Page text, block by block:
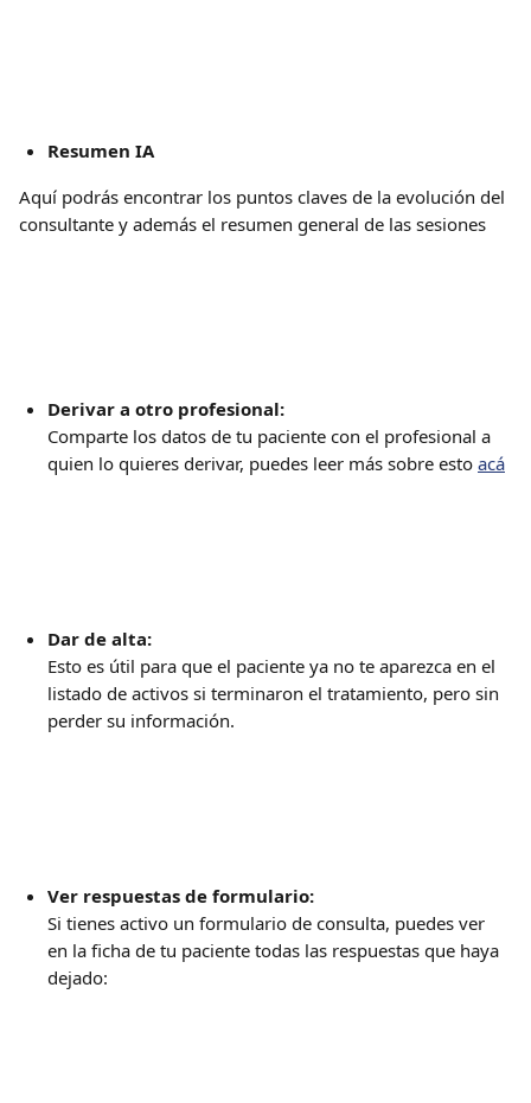
Resumen IA
Aquí podrás encontrar los puntos claves de la evolución del
consultante y además el resumen general de las sesiones
Derivar a otro profesional:
Comparte los datos de tu paciente con el profesional a
quien lo quieres derivar, puedes leer más sobre esto acá
Dar de alta:
Esto es útil para que el paciente ya no te aparezca en el
listado de activos si terminaron el tratamiento, pero sin
perder su información.
Ver respuestas de formulario:
Si tienes activo un formulario de consulta, puedes ver
en la ficha de tu paciente todas las respuestas que haya
dejado: